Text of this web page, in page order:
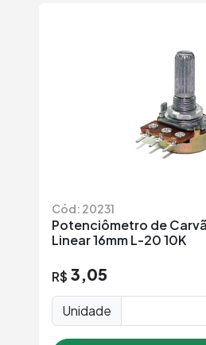
Cód: 20231
Potenciômetro de
Linear 16mm L-20 10K
R$ 3,05
Unidade